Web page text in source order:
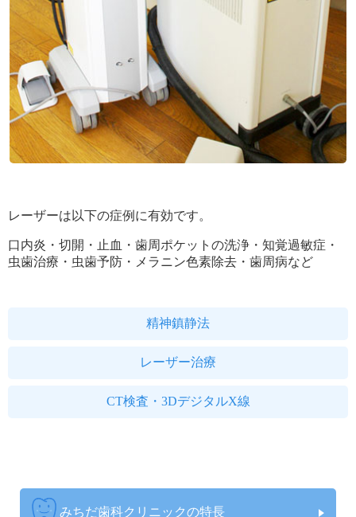
レーザーは以下の症例に有効です。
口内炎・切開・止血・歯周ポケットの洗浄・知覚過敏症・
虫歯治療・虫歯予防・メラニン色素除去・歯周病など
精神鎮静法
レーザー治療
CT検査・3DデジタルX線
みちだ歯科クリニックの特長